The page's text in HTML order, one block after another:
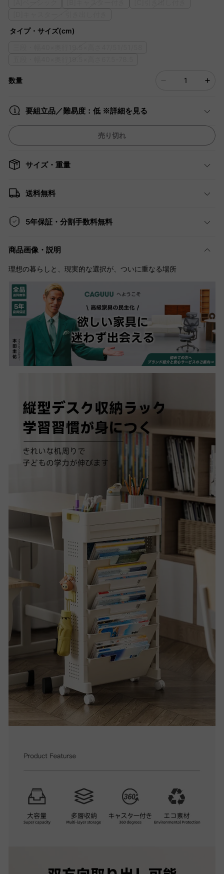
タイプ・サイズ(cm)
数量
要組立品／難易度：低 ※詳細を見る
売り切れ
サイズ・重量
送料無料
5年保証・分割手数料無料
商品画像・説明
理想の暮らしと、現実的な選択が、ついに重なる場所